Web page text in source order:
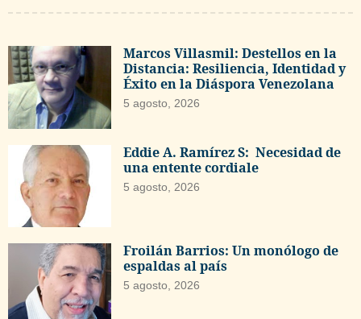
Marcos Villasmil: Destellos en la
Distancia: Resiliencia, Identidad y
Éxito en la Diáspora Venezolana
5 agosto, 2026
Eddie A. Ramírez S: Necesidad de
una entente cordiale
5 agosto, 2026
Froilán Barrios: Un monólogo de
espaldas al país
5 agosto, 2026